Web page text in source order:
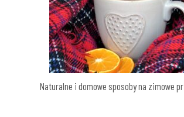
Naturalne i domowe sposoby na zimowe